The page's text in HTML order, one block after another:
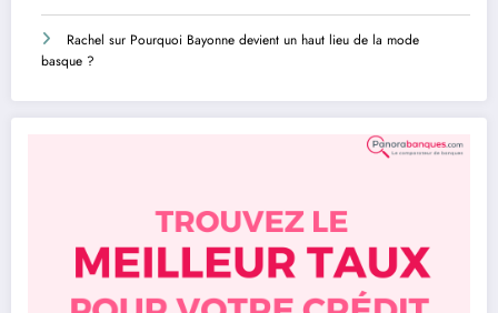
Rachel sur Pourquoi Bayonne devient un haut lieu de la mode
basque ?